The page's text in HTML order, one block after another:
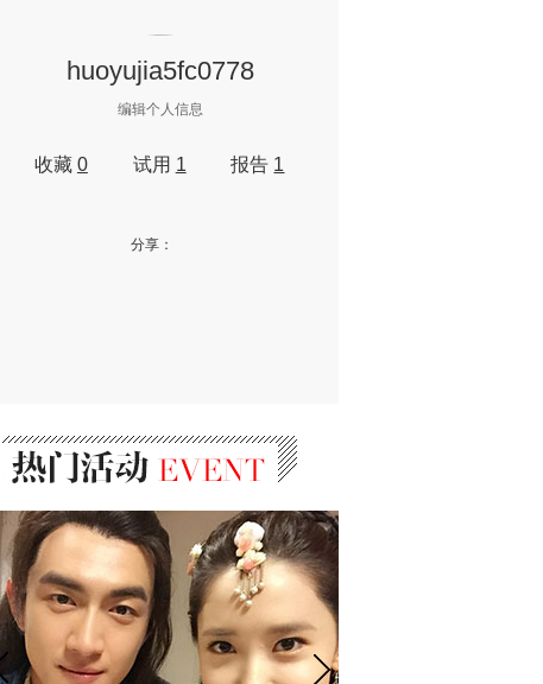
huoyujia5fc0778
编辑个人信息
收藏 0 试用 1 报告 1
分享：